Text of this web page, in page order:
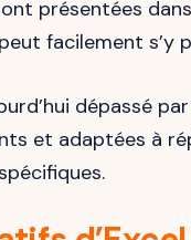
présentées
facilement s’y
dépassé
et adaptées à